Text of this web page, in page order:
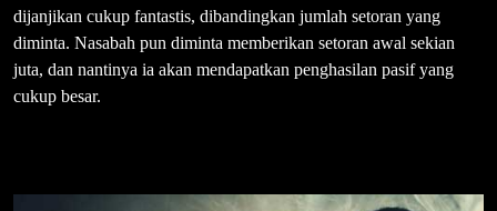
dijanjikan cukup fantastis, dibandingkan jumlah setoran yang
diminta. Nasabah pun diminta memberikan setoran awal sekian
juta, dan nantinya ia akan mendapatkan penghasilan pasif yang
cukup besar.